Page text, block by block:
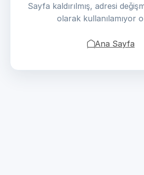
Sayfa kaldırılmış, adresi
olarak kullanılamıyor
Ana Sayfa